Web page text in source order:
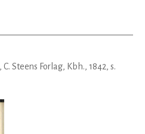
, C. Steens Forlag, Kbh., 1842, s.